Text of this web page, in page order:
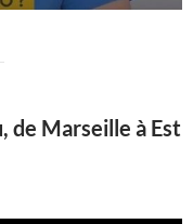
de Marseille à Est